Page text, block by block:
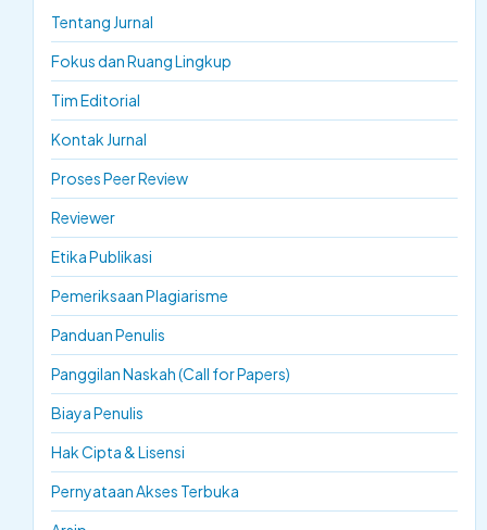
Tentang Jurnal
Fokus dan Ruang Lingkup
Tim Editorial
Kontak Jurnal
Proses Peer Review
Reviewer
Etika Publikasi
Pemeriksaan Plagiarisme
Panduan Penulis
Panggilan Naskah (Call for Papers)
Biaya Penulis
Hak Cipta & Lisensi
Pernyataan Akses Terbuka